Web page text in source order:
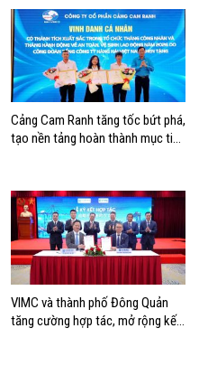
Cảng Cam Ranh tăng tốc bứt phá,
tạo nền tảng hoàn thành mục tiêu
VIMC và thành phố Đông Quản
tăng cường hợp tác, mở rộng kết